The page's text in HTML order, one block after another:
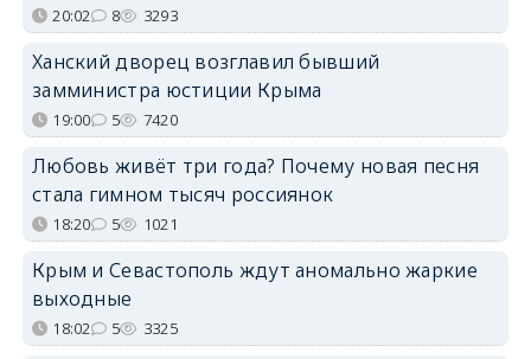
20:02 8 3293
Ханский дворец возглавил бывший
замминистра юстиции Крыма
19:00 5 7420
Любовь живёт три года? Почему новая песня
стала гимном тысяч россиянок
18:20 5 1021
Крым и Севастополь ждут аномально жаркие
выходные
18:02 5 3325